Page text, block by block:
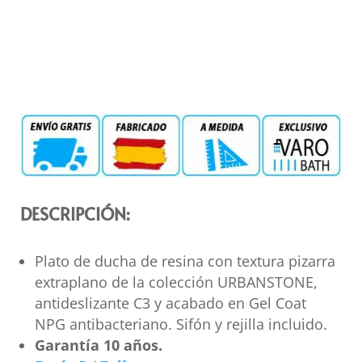
DESCRIPCIÓN:
Plato de ducha de resina con textura pizarra
extraplano de la colección URBANSTONE,
antideslizante C3 y acabado en Gel Coat
NPG antibacteriano. Sifón y rejilla incluido.
Garantía 10 años.